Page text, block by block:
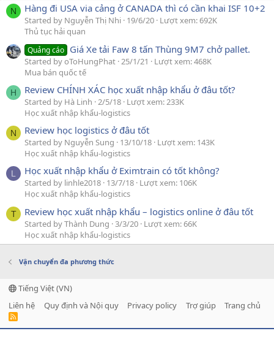
N Hàng đi USA via cảng ở CANADA thì có cần khai ISF 10+2
Started by Nguyễn Thị Nhi 19/6/20 Lượt xem: 692K
Thủ tục hải quan
Quảng cáo Giá Xe tải Faw 8 tấn Thùng 9M7 chở pallet.
Started by oToHungPhat 25/1/21
Lượt xem: 468K
Mua bán quốc tế
H Review CHÍNH XÁC học xuất nhập khẩu ở đâu tốt?
Started by Hà Linh 2/5/18 Lượt xem: 233K
Học xuất nhập khẩu-logistics
N Review học logistics ở đâu tốt
Started by Nguyễn Sung 13/10/18 Lượt xem: 143K
Học xuất nhập khẩu-logistics
L Học xuất nhập khẩu ở Eximtrain có tốt không?
Started by linhle2018 13/7/18 Lượt xem: 106K
Học xuất nhập khẩu-logistics
T Review học xuất nhập khẩu – logistics online ở đâu tốt
Started by Thành Dung 3/3/20 Lượt xem: 66K
Học xuất nhập khẩu-logistics
Vận chuyển đa phương thức
Tiếng Việt (VN)
Liên hệ
Quy định và Nội quy Privacy policy Trợ giúp Trang chủ
R